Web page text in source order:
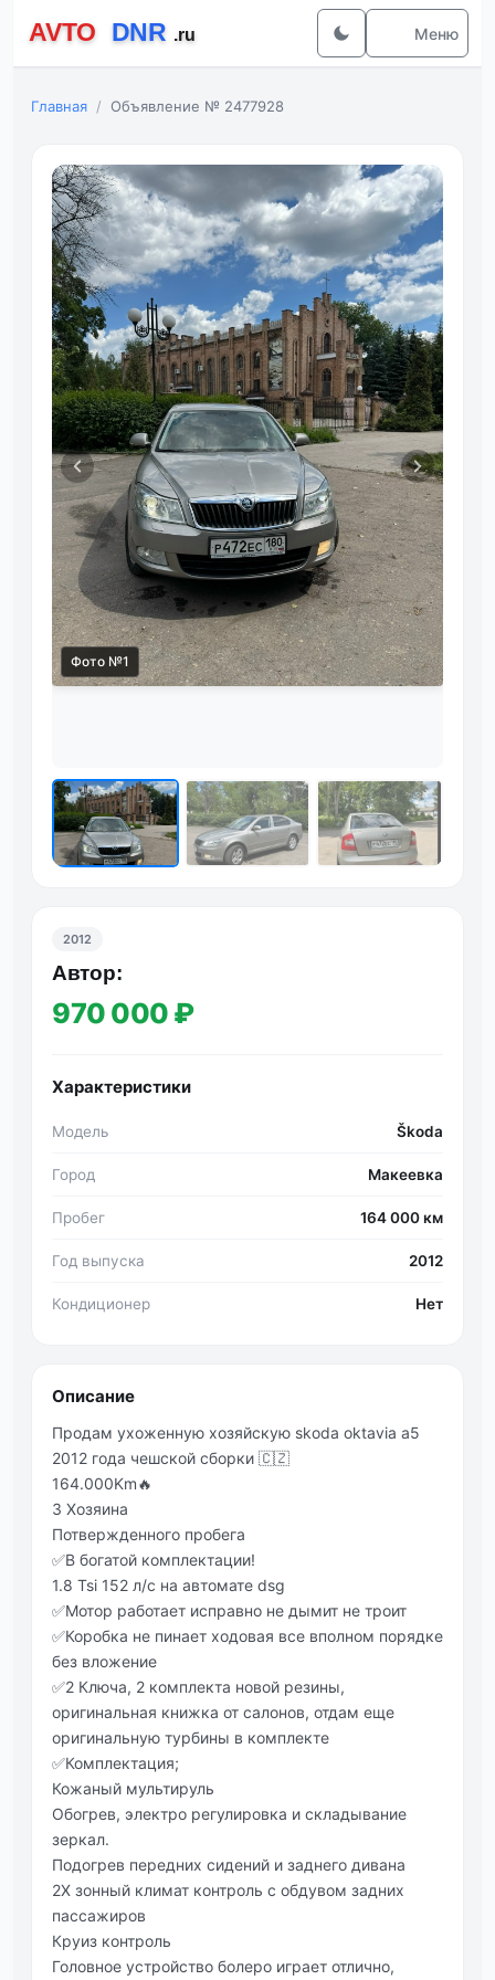
Меню
Главная Объявление № 2477928
Фото №1
2012
Автор:
970 000 ₽
Характеристики
Модель Škoda
Город Макеевка
Пробег 164 000 км
Год выпуска 2012
Кондиционер Нет
Описание
Продам ухоженную хозяйскую skoda oktavia a5
2012 года чешской сборки 🇨🇿
164.000Km🔥
3 Хозяина
Потвержденного пробега
✅В богатой комплектации!
1.8 Tsi 152 л/с на автомате dsg
✅Мотор работает исправно не дымит не троит
✅Коробка не пинает ходовая все вполном порядке
без вложение
✅2 Ключа, 2 комплекта новой резины,
оригинальная книжка от салонов, отдам еще
оригинальную турбины в комплекте
✅Комплектация;
Кожаный мультируль
Обогрев, электро регулировка и складывание
зеркал.
Подогрев передних сидений и заднего дивана
2Х зонный климат контроль с обдувом задних
пассажиров
Круиз контроль
Головное устройство болеро играет отлично,